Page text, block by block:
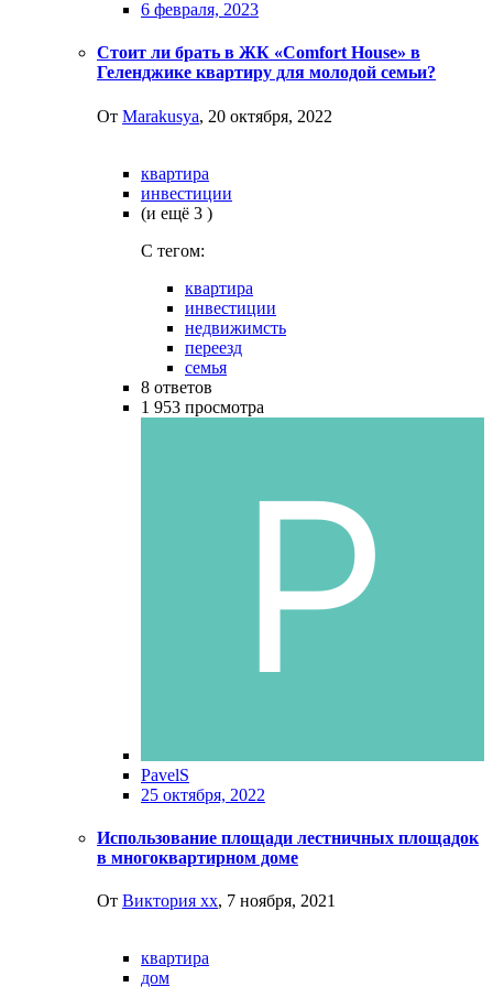
6 февраля, 2023
Стоит ли брать в ЖК «Comfort House» в
Геленджике квартиру для молодой семьи?
От Marakusya, 20 октября, 2022
квартира
инвестиции
(и ещё 3 )
C тегом:
квартира
инвестиции
недвижимсть
переезд
семья
8 ответов
1 953 просмотра
PavelS
25 октября, 2022
Использование площади лестничных площадок
в многоквартирном доме
От Виктория хх, 7 ноября, 2021
квартира
дом